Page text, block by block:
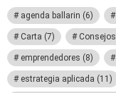
agenda ballarin (6)
Carta (7) Consejos
emprendedores (8)
estrategia aplicada (11)